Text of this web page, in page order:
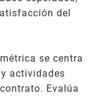
del
se centra
actividades
Evalúa